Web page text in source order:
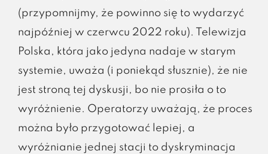
(przypomnijmy, że powinno się to wydarzyć
najpóźniej w czerwcu 2022 roku). Telewizja
Polska, która jako jedyna nadaje w starym
systemie, uważa (i poniekąd słusznie), że nie
jest stroną tej dyskusji, bo nie prosiła o to
wyróżnienie. Operatorzy uważają, że proces
można było przygotować lepiej, a
wyróżnianie jednej stacji to dyskryminacja